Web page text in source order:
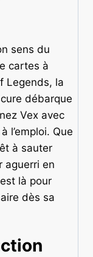
sens du
cartes à
Legends, la
débarque
Vex avec
l’emploi. Que
à sauter
aguerri en
là pour
dès sa